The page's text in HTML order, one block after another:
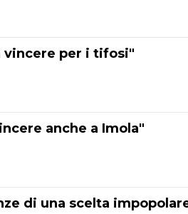
vincere per i tifosi"
anche a Imola"
di una scelta